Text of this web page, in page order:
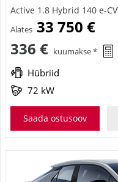
Active 1.8 Hybrid 140 e-
Alates 33 750 €
336 € kuumakse *
Hübriid
72 kW
Saada ostusoov